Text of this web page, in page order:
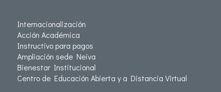
Internacionalización
Acción Académica
Instructivo para pagos
Ampliación sede Neiva
Bienestar Institucional
Centro de Educación Abierta y a Distancia Virtual